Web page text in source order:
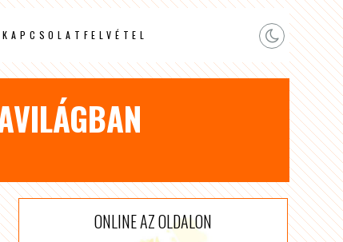
KAPCSOLATFELVÉTEL
ONLINE AZ OLDALON